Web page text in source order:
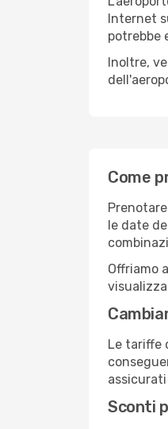
Internet
potrebbe
Inoltre,
Come
le date
Offriamo
Le tariffe
Sconti